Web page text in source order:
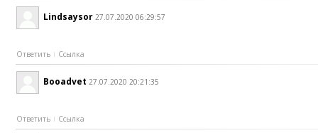
Lindsaysor 27.07.2020 06:29:57
Ответить Ссылка
Booadvet 27.07.2020 20:21:35
Ответить Ссылка